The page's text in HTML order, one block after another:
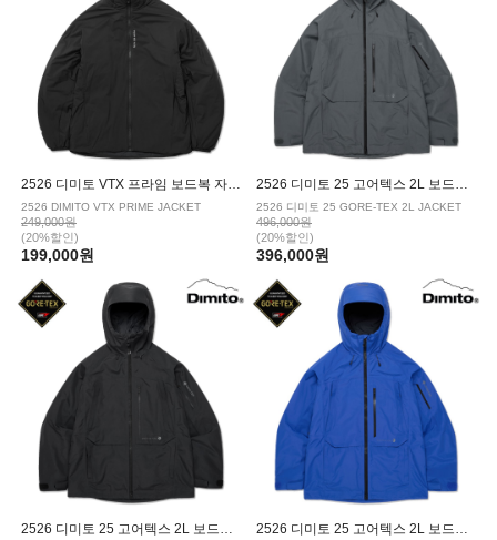
2526 디미토 VTX 프라임 보드복 자켓 BLACK
2526 DIMITO VTX PRIME JACKET
249,000원
(20%할인)
199,000원
2526 디미토 25 고어텍스 2L 보드복 자켓 DARK SHADOW
2526 디미토 25 GORE-TEX 2L JACKET
496,000원
(20%할인)
396,000원
2526 디미토 25 고어텍스 2L 보드복 자켓 BLACK 2526 디미토 25 고어텍스 2L 보드복 자켓 IMPERIAL BLUE